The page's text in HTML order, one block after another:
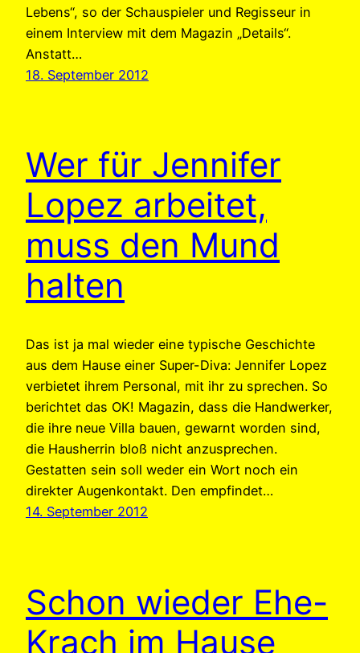
Lebens“, so der Schauspieler und Regisseur in
einem Interview mit dem Magazin „Details“.
Anstatt…
18. September 2012
Wer für Jennifer
Lopez arbeitet,
muss den Mund
halten
Das ist ja mal wieder eine typische Geschichte
aus dem Hause einer Super-Diva: Jennifer Lopez
verbietet ihrem Personal, mit ihr zu sprechen. So
berichtet das OK! Magazin, dass die Handwerker,
die ihre neue Villa bauen, gewarnt worden sind,
die Hausherrin bloß nicht anzusprechen.
Gestatten sein soll weder ein Wort noch ein
direkter Augenkontakt. Den empfindet…
14. September 2012
Schon wieder Ehe-
Krach im Hause